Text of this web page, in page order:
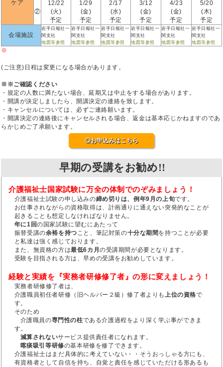
ケア
②
12/22
(火)
予定
1/29
(金)
予定
2/17
(水)
予定
3/12
(金)
予定
4/23
(金)
予定
5/20
(木)
予定
会場施設
岩手日報社一
関支社
地図等参照
岩手日報社一
関支社
地図等参照
岩手日報社一
関支社
地図等参照
岩手日報社一
関支社
地図等参照
岩手日報社一
関支社
地図等参照
岩手日報社一
関支社
地図等参照
※
(ご注意)日程は変更になる場合があります。
※※ご確認ください
・規定の人数に満たない場合、延期又は中止をする場合があります。
・開講が決定しましたら、開講決定の連絡を致します。
・キャンセルについては、必ずご連絡願います。
・開講決定の連絡後にキャンセルされる場合、返金は基本応じかねますのであ
らかじめご了承願います。
◎お申込みはこちら
早期の受講をお勧め!!
介護福祉士国家試験に万全の体制でのぞみましょう！
介護福祉士試験の申し込みの締め切りは、例年9月の上旬です。
お仕事されながらの資格取得は、計画通りに通えない突発的なことが
起きることも想定しなければなりません。
年に1回の国家試験に望むにあたって
振替受講の余裕を持つこと、筆記対策の十分な期間を持つことが必要
と私達は強く感じております。
また、無資格の方は最低6カ月の受講期間が必要となります。
受験を目指される方は、早めの受講をお勧めしています。
経験と実績を『実務者研修修了者』の形に変えましょう！
実務者研修修了者は、
介護職員初任者研修（旧ヘルパー２級）修了者よりも上位の資格で
す。
そのため
介護職員の専門性の柱である介護過程をより深く学ぶ事ができま
す。
減算されないサービス提供責任者になれます。
喀痰吸引等研修の基本研修を修了できます。
介護福祉士はまだ具体的に考えていない・・そうおっしゃる方にも、
有資格者として自信を持ち、自覚と責任を感じていただける形あるも